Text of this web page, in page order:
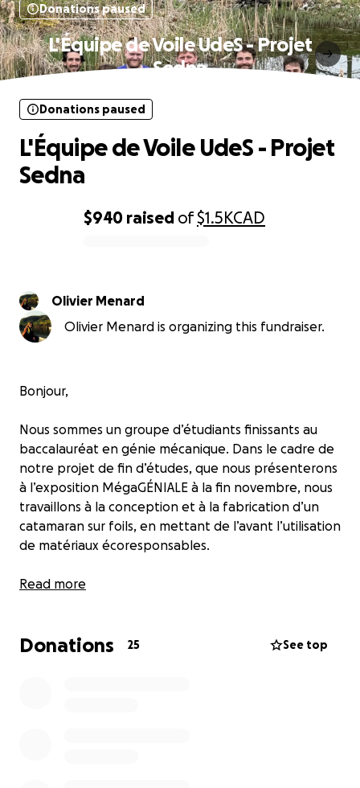
Donations paused
L'Équipe de Voile UdeS - Projet
Sedna
$940 raised of$1.5KCAD
Donations paused
L'Équipe de Voile UdeS - Projet
Sedna
Olivier Menard
Olivier Menard is organizing this fundraiser.
Bonjour,
Nous sommes un groupe d’étudiants finissants au
baccalauréat en génie mécanique. Dans le cadre de
notre projet de fin d’études, que nous présenterons
à l’exposition MégaGÉNIALE à la fin novembre, nous
travaillons à la conception et à la fabrication d’un
catamaran sur foils, en mettant de l’avant l’utilisation
de matériaux écoresponsables.
Afin de mener ce projet à terme, nous sommes
l’achat des matériaux nécessaires et d’assurer la
Read more
Donations 25 See top